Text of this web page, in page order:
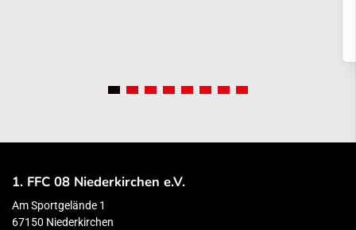
1. FFC 08 Niederkirchen e.V.
Am Sportgelände 1
67150 Niederkirchen